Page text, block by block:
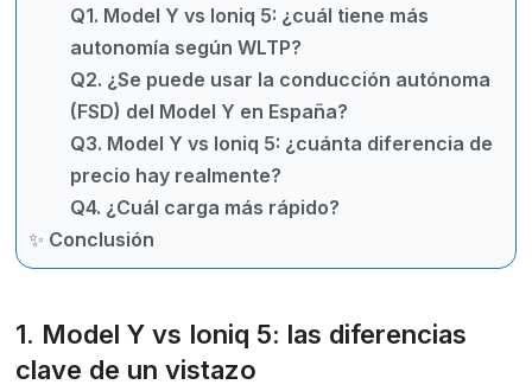
Q1. Model Y vs Ioniq 5: ¿cuál tiene más
autonomía según WLTP?
Q2. ¿Se puede usar la conducción autónoma
(FSD) del Model Y en España?
Q3. Model Y vs Ioniq 5: ¿cuánta diferencia de
precio hay realmente?
Q4. ¿Cuál carga más rápido?
✨ Conclusión
1. Model Y vs Ioniq 5: las diferencias
clave de un vistazo